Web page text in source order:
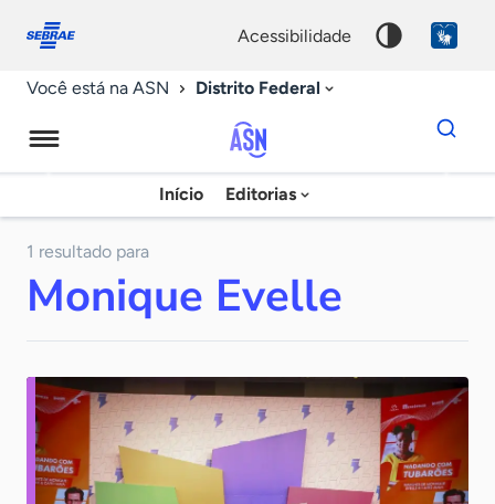
conosco
acessibilidade
Você está na ASN Distrito Federal
Agência
Sebrae
Notícias
Início Editorias
Dados
para
chave
1 resultado para
Monique Evelle